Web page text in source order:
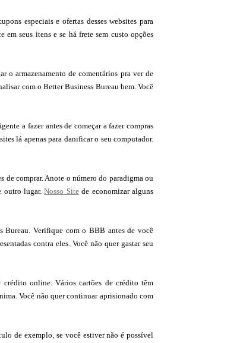
especiais e ofertas desses websites para
seus itens e se há frete sem custo opções
o armazenamento de comentários pra ver de
com o Better Business Bureau bem. Você
a fazer antes de começar a fazer compras
lá apenas para danificar o seu computador.
de comprar. Anote o número do paradigma ou
outro lugar.Nosso Sitede economizar alguns
Bureau. Verifique com o BBB antes de você
contra eles. Você não quer gastar seu
crédito online. Vários cartões de crédito têm
Você não quer continuar aprisionado com
de exemplo, se você estiver não é possível